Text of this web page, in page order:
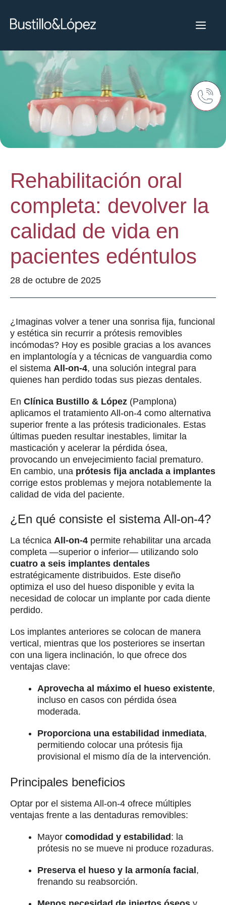
Rehabilitación oral
completa: devolver la
calidad de vida en
pacientes edéntulos
28 de octubre de 2025
¿Imaginas volver a tener una sonrisa fija, funcional
y estética sin recurrir a prótesis removibles
incómodas? Hoy es posible gracias a los avances
en implantología y a técnicas de vanguardia como
el sistema All-on-4, una solución integral para
quienes han perdido todas sus piezas dentales.
En Clínica Bustillo & López (Pamplona)
aplicamos el tratamiento All-on-4 como alternativa
superior frente a las prótesis tradicionales. Estas
últimas pueden resultar inestables, limitar la
masticación y acelerar la pérdida ósea,
provocando un envejecimiento facial prematuro.
En cambio, una prótesis fija anclada a implantes
corrige estos problemas y mejora notablemente la
calidad de vida del paciente.
¿En qué consiste el sistema All-on-4?
La técnica All-on-4 permite rehabilitar una arcada
completa —superior o inferior— utilizando solo
cuatro a seis implantes dentales
estratégicamente distribuidos. Este diseño
optimiza el uso del hueso disponible y evita la
necesidad de colocar un implante por cada diente
perdido.
Los implantes anteriores se colocan de manera
vertical, mientras que los posteriores se insertan
con una ligera inclinación, lo que ofrece dos
ventajas clave:
Aprovecha al máximo el hueso existente,
incluso en casos con pérdida ósea
moderada.
Proporciona una estabilidad inmediata,
permitiendo colocar una prótesis fija
provisional el mismo día de la intervención.
Principales beneficios
Optar por el sistema All-on-4 ofrece múltiples
ventajas frente a las dentaduras removibles:
Mayor comodidad y estabilidad : la
prótesis no se mueve ni produce rozaduras.
Preserva el hueso y la armonía facial ,
frenando su reabsorción.